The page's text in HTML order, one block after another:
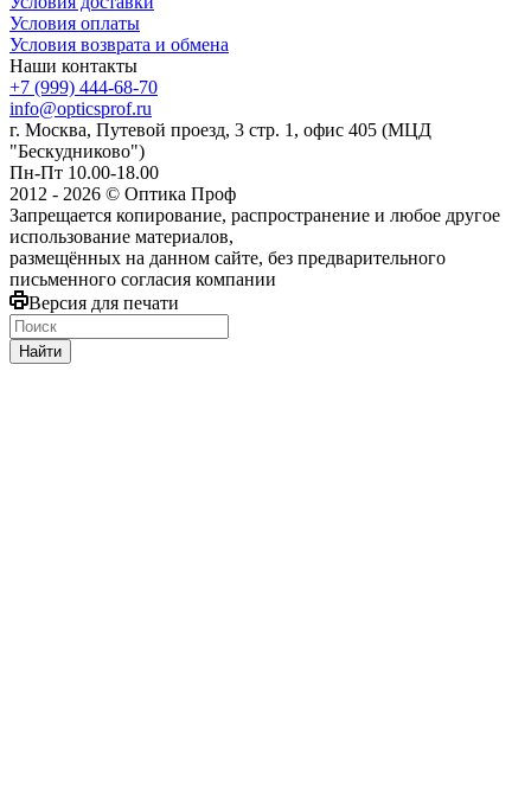
Условия оплаты
Условия возврата и обмена
Наши контакты
+7 (999) 444-68-70
info@opticsprof.ru
г. Москва, Путевой проезд, 3 стр. 1, офис 405 (МЦД
"Бескудниково")
Пн-Пт 10.00-18.00
2012 - 2026 © Оптика Проф
Запрещается копирование, распространение и любое другое
использование материалов,
размещённых на данном сайте, без предварительного
письменного согласия компании
Версия для печати
Найти